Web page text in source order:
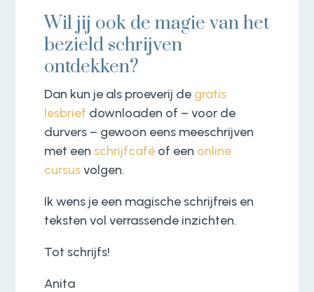
Wil jij ook de magie van het
bezield schrijven
ontdekken?
Dan kun je als proeverij de gratis
lesbrief downloaden of – voor de
durvers – gewoon eens meeschrijven
met een schrijfcaféof een online
cursusvolgen.
Ik wens je een magische schrijfreis en
teksten vol verrassende inzichten.
Tot schrijfs!
Anita